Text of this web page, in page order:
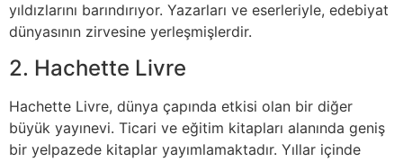
yıldızlarını barındırıyor. Yazarları ve eserleriyle, edebiyat
dünyasının zirvesine yerleşmişlerdir.
2. Hachette Livre
Hachette Livre, dünya çapında etkisi olan bir diğer
büyük yayınevi. Ticari ve eğitim kitapları alanında geniş
bir yelpazede kitaplar yayımlamaktadır. Yıllar içinde